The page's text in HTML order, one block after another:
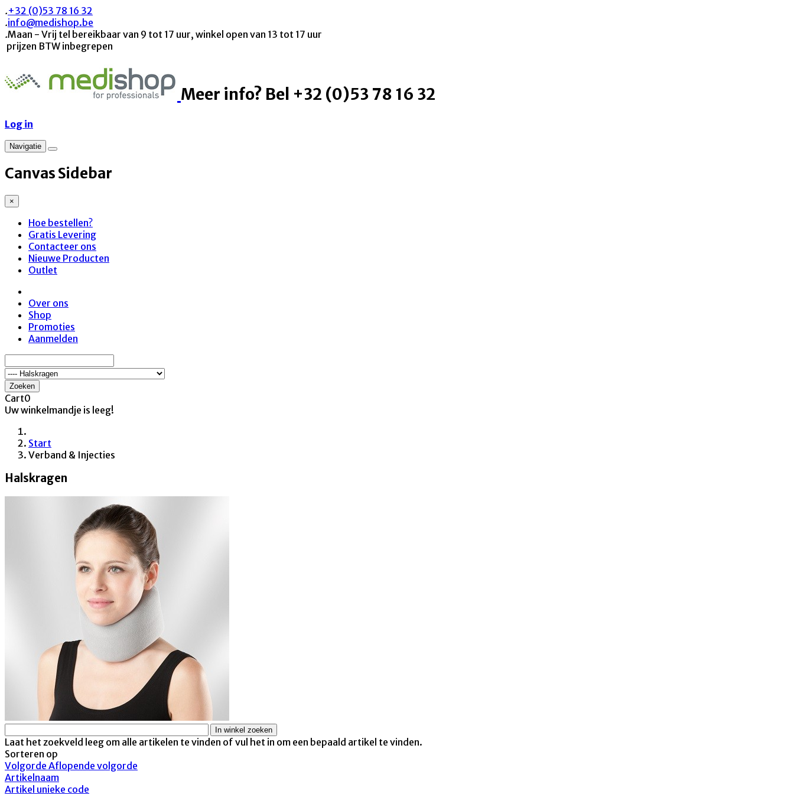
.+32 (0)53 78 16 32
.info@medishop.be
.Maan - Vrij tel bereikbaar van 9 tot 17 uur, winkel open van 13 tot 17 uur
prijzen BTW inbegrepen
Meer info? Bel +32 (0)53 78 16 32
Log in
Navigatie
Canvas Sidebar
×
Hoe bestellen?
Gratis Levering
Contacteer ons
Nieuwe Producten
Outlet
Over ons
Shop
Promoties
Aanmelden
Zoeken
Cart0
Uw winkelmandje is leeg!
Start
Verband & Injecties
Halskragen
Laat het zoekveld leeg om alle artikelen te vinden of vul het in om een bepaald artikel te vinden.
Sorteren op
Volgorde Aflopende volgorde
Artikelnaam
Artikel unieke code